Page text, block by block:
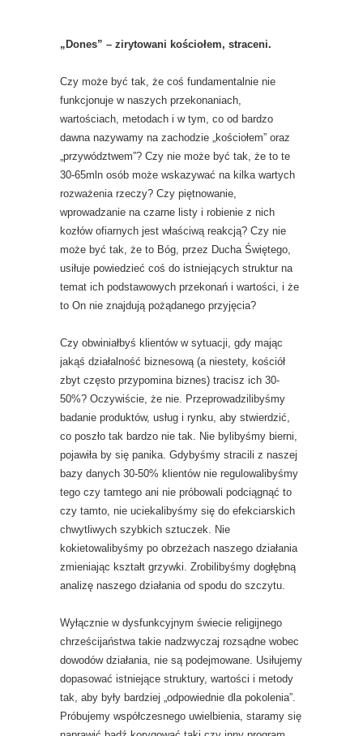
„Dones” – zirytowani kościołem, straceni.
Czy może być tak, że coś fundamentalnie nie
funkcjonuje w naszych przekonaniach,
wartościach, metodach i w tym, co od bardzo
dawna nazywamy na zachodzie „kościołem” oraz
„przywództwem”? Czy nie może być tak, że to te
30-65mln osób może wskazywać na kilka wartych
rozważenia rzeczy? Czy piętnowanie,
wprowadzanie na czarne listy i robienie z nich
kozłów ofiarnych jest właściwą reakcją? Czy nie
może być tak, że to Bóg, przez Ducha Świętego,
usiłuje powiedzieć coś do istniejących struktur na
temat ich podstawowych przekonań i wartości, i że
to On nie znajdują pożądanego przyjęcia?
Czy obwiniałbyś klientów w sytuacji, gdy mając
jakąś działalność biznesową (a niestety, kościół
zbyt często przypomina biznes) tracisz ich 30-
50%? Oczywiście, że nie. Przeprowadzilibyśmy
badanie produktów, usług i rynku, aby stwierdzić,
co poszło tak bardzo nie tak. Nie bylibyśmy bierni,
pojawiła by się panika. Gdybyśmy stracili z naszej
bazy danych 30-50% klientów nie regulowalibyśmy
tego czy tamtego ani nie próbowali podciągnąć to
czy tamto, nie uciekalibyśmy się do efekciarskich
chwytliwych szybkich sztuczek. Nie
kokietowalibyśmy po obrzeżach naszego działania
zmieniając kształt grzywki. Zrobilibyśmy dogłębną
analizę naszego działania od spodu do szczytu.
Wyłącznie w dysfunkcyjnym świecie religijnego
chrześcijaństwa takie nadzwyczaj rozsądne wobec
dowodów działania, nie są podejmowane. Usiłujemy
dopasować istniejące struktury, wartości i metody
tak, aby były bardziej „odpowiednie dla pokolenia”.
Próbujemy współczesnego uwielbienia, staramy się